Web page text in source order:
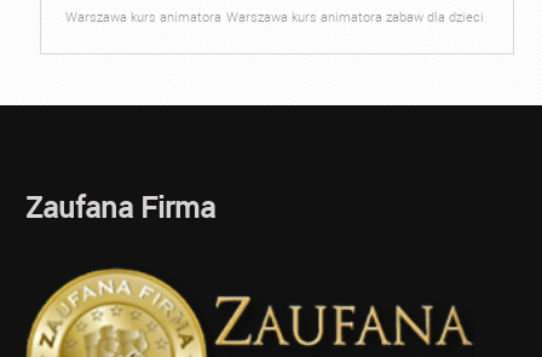
Warszawa kurs animatora Warszawa kurs animatora zabaw dla dzieci
Zaufana Firma